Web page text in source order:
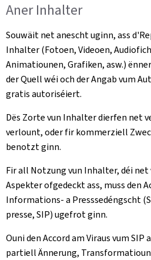
Aner Inhalter
Souwäit net anescht uginn, ass
Inhalter (Fotoen, Videoen,
Animatiounen, Grafiken, asw.)
der Quell wéi och der Angab vum
gratis autoriséiert.
Dës Zorte vun Inhalter dierfen net
verlount, oder fir kommerziell
benotzt ginn.
Fir all Notzung vun Inhalter, déi net
Aspekter ofgedeckt ass, muss den
Informations- a Presssedéngscht
presse, SIP) ugefrot ginn.
Ouni den Accord am Viraus vum
partiell Ännerung, Transformatioun